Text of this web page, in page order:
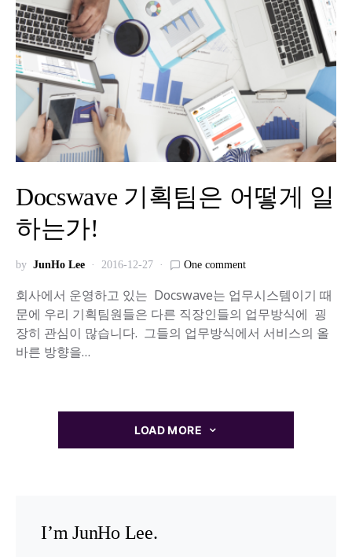
Docswave 기획팀은 어떻게 일
하는가!
by JunHo Lee 2016-12-27 One comment
회사에서 운영하고 있는 Docswave는 업무시스템이기 때
문에 우리 기획팀원들은 다른 직장인들의 업무방식에 굉
장히 관심이 많습니다. 그들의 업무방식에서 서비스의 올
바른 방향을…
LOAD MORE
I’m JunHo Lee.